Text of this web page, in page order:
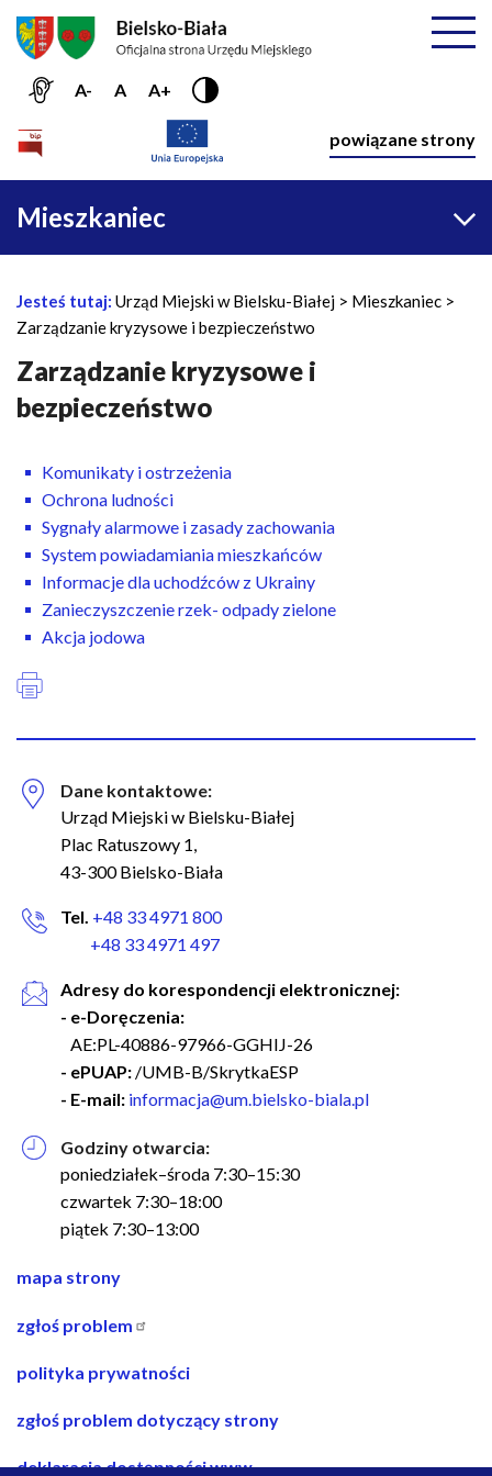
Przejdź do menu głównego
Przejdź do treści
Mapa serwisu
A- A A+
powiązane strony
Główna
nawigacja
Mieszkaniec
Ś
c
i
e
ż
a
n
a
w
g
a
y
n
Jesteś tutaj: Urząd Miejski w Bielsku-Białej
Mieszkaniec
Zarządzanie kryzysowe i bezpieczeństwo
Zarządzanie kryzysowe i
bezpieczeństwo
Komunikaty i ostrzeżenia
Ochrona ludności
Sygnały alarmowe i zasady zachowania
System powiadamiania mieszkańców
Informacje dla uchodźców z Ukrainy
Zanieczyszczenie rzek- odpady zielone
Akcja jodowa
Dane kontaktowe:
Urząd Miejski w Bielsku-Białej
Plac Ratuszowy 1,
43-300 Bielsko-Biała
Tel. +48 33 4971 800
+48 33 4971 497
Adresy do korespondencji elektronicznej:
- e-Doręczenia:
AE:PL-40886-97966-GGHIJ-26
- ePUAP: /UMB-B/SkrytkaESP
- E-mail: informacja@um.bielsko-biala.pl
Godziny otwarcia:
poniedziałek–środa 7:30–15:30
czwartek 7:30–18:00
piątek 7:30–13:00
nawigacja
stopce
mapa strony
zgłoś problem
polityka prywatności
zgłoś problem dotyczący strony
deklaracja dostępności www